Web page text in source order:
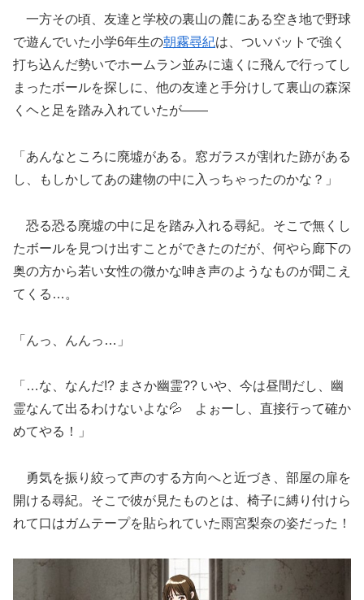
一方その頃、友達と学校の裏山の麓にある空き地で野球
で遊んでいた小学6年生の朝霧尋紀は、ついバットで強く
打ち込んだ勢いでホームラン並みに遠くに飛んで行ってし
まったボールを探しに、他の友達と手分けして裏山の森深
くヘと足を踏み入れていたが――
「あんなところに廃墟がある。窓ガラスが割れた跡がある
し、もしかしてあの建物の中に入っちゃったのかな？」
恐る恐る廃墟の中に足を踏み入れる尋紀。そこで無くし
たボールを見つけ出すことができたのだが、何やら廊下の
奥の方から若い女性の微かな呻き声のようなものが聞こえ
てくる…。
「んっ、んんっ…」
「…な、なんだ!? まさか幽霊?? いや、今は昼間だし、幽
霊なんて出るわけないよな💦 よぉーし、直接行って確か
めてやる！」
勇気を振り絞って声のする方向へと近づき、部屋の扉を
開ける尋紀。そこで彼が見たものとは、椅子に縛り付けら
れて口はガムテープを貼られていた雨宮梨奈の姿だった！